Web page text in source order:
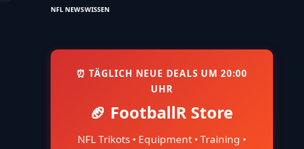
NFL NEWSWISSEN
⏰ TÄGLICH NEUE DEALS UM 20:00
UHR
🏈 FootballR Store
NFL Trikots • Equipment • Training •